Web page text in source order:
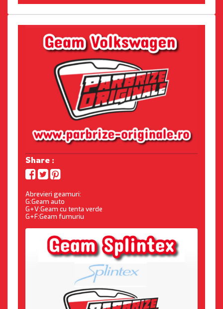
Share :
Abrevieri geamuri:
G:Geam auto
G+V:Geam cu tenta verde
G+F:Geam fumuriu